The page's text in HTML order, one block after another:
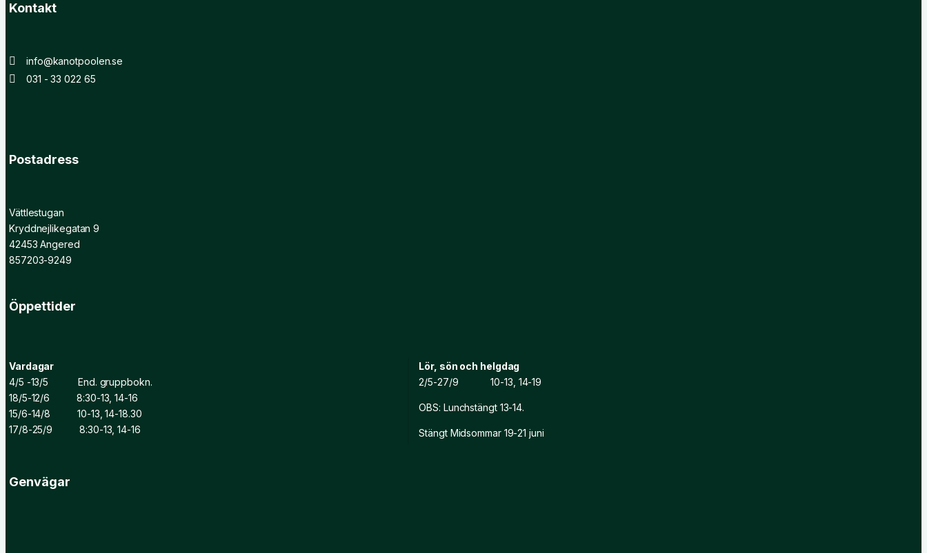
Kontakt
info@kanotpoolen.se
031 - 33 022 65
Postadress
Vättlestugan
Kryddnejlikegatan 9
42453 Angered
857203-9249
Öppettider
Vardagar
4/5 -13/5 End. gruppbokn.
18/5-12/6 8:30-13, 14-16
15/6-14/8 10-13, 14-18.30
17/8-25/9 8:30-13, 14-16
Lör, sön och helgdag
2/5-27/9 10-13, 14-19
OBS: Lunchstängt 13-14.
Stängt Midsommar 19-21 juni
Genvägar